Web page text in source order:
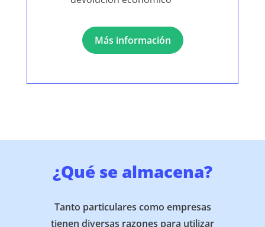
Más información
¿Qué se almacena?
Tanto particulares como empresas
tienen diversas razones para utilizar